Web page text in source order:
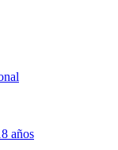
años